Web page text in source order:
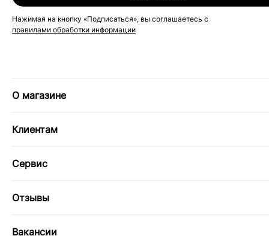
Нажимая на кнопку «Подписаться», вы соглашаетесь с
правилами обработки информации
О магазине
Клиентам
Сервис
Отзывы
Вакансии